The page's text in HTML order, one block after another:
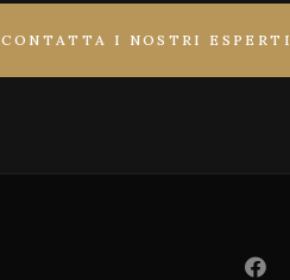
CONTATTA I NOSTRI ESPERTI